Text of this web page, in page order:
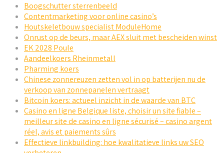
Boogschutter sterrenbeeld
Contentmarketing voor online casino’s
Houtskeletbouw specialist ModuleHome
Onrust op de beurs, maar AEX sluit met bescheiden winst
EK 2028 Poule
Aandeelkoers Rheinmetall
Pharming koers
Chinese zonnereuzen zetten vol in op batterijen nu de
verkoop van zonnepanelen vertraagt
Bitcoin koers: actueel inzicht in de waarde van BTC
Casino en ligne Belgique liste, choisir un site fiable –
meilleur site de casino en ligne sécurisé – casino argent
réel, avis et paiements sûrs
Effectieve linkbuilding: hoe kwalitatieve links uw SEO